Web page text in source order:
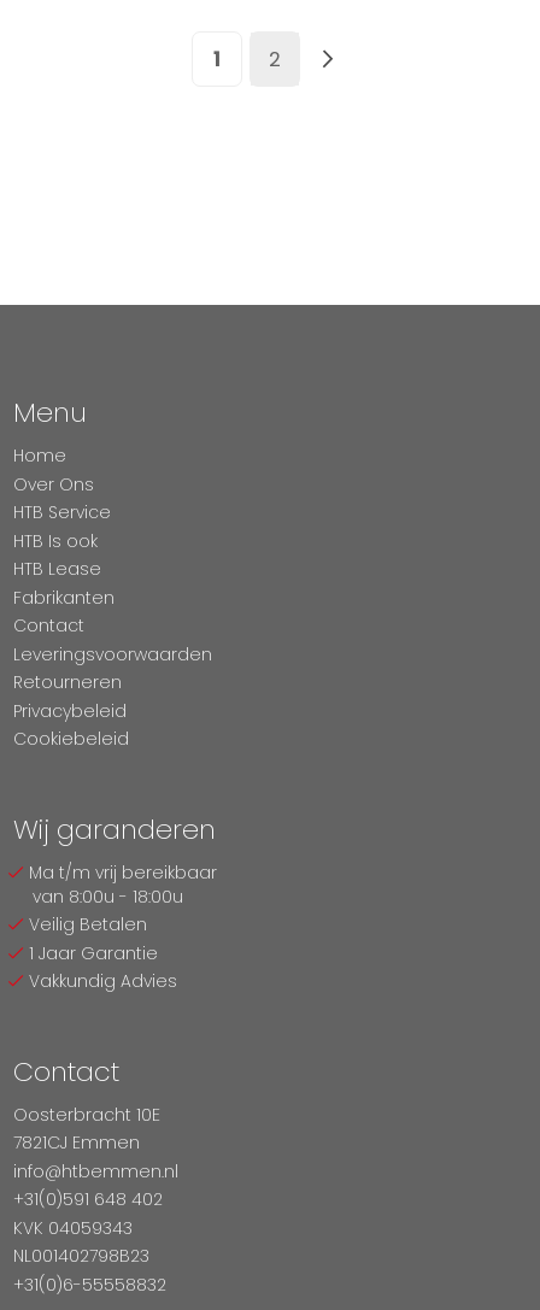
U lees momenteel pagina
1 Pagina
2
Menu
Home
Over Ons
HTB Service
HTB Is ook
HTB Lease
Fabrikanten
Contact
Leveringsvoorwaarden
Retourneren
Privacybeleid
Cookiebeleid
Wij garanderen
Ma t/m vrij bereikbaar
van 8:00u - 18:00u
Veilig Betalen
1 Jaar Garantie
Vakkundig Advies
Contact
Oosterbracht 10E
7821CJ Emmen
info@htbemmen.nl
+31(0)591 648 402
KVK 04059343
NL001402798B23
+31(0)6-55558832